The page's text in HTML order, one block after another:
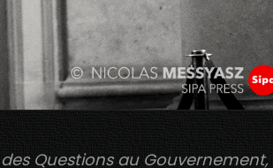
Questions au Gouvernement,